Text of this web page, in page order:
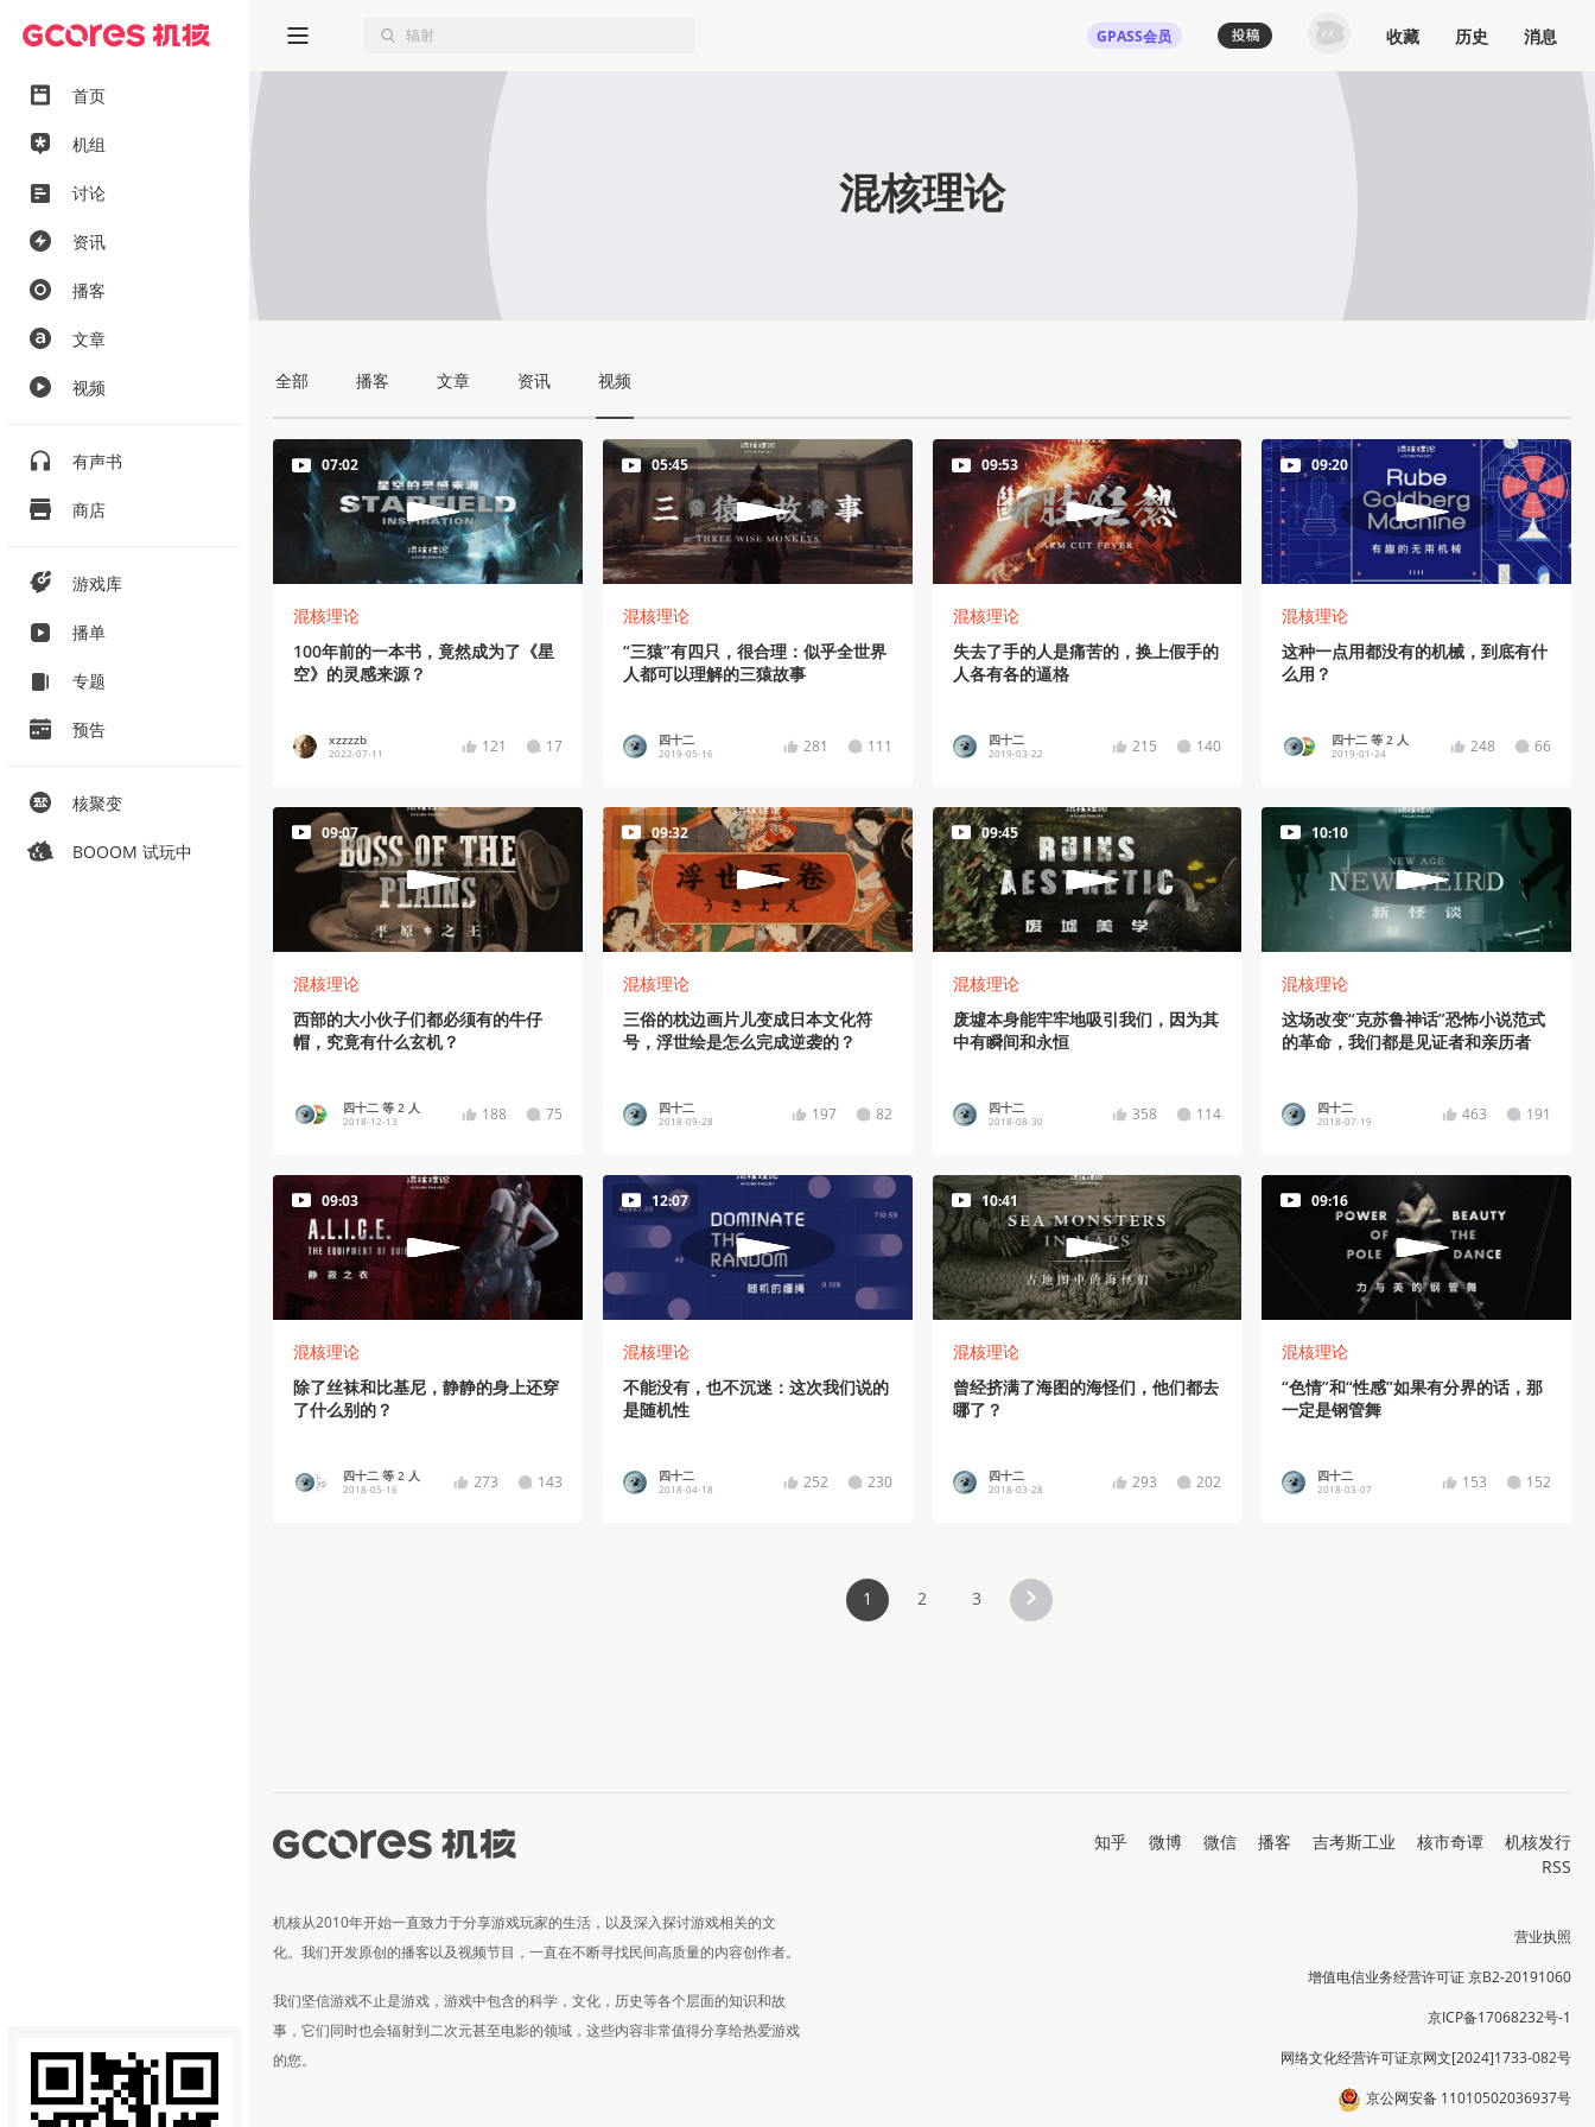
首页
机组
讨论
资讯
播客
文章
视频
有声书
商店
游戏库
播单
专题
预告
核聚变
BOOOM 试玩中
GPASS会员 收藏 历史 消息
混核理论
全部 播客 文章 资讯 视频
07:02
混核理论
100年前的一本书，竟然成为了《星
空》的灵感来源？
xzzzzb
2022-07-11 121 17
05:45
混核理论
“三猿”有四只，很合理：似乎全世界
人都可以理解的三猿故事
四十二
2019-05-16 281 111
09:53
混核理论
失去了手的人是痛苦的，换上假手的
人各有各的逼格
四十二
2019-03-22 215 140
09:20
混核理论
这种一点用都没有的机械，到底有什
么用？
四十二 等 2 人
2019-01-24 248 66
09:07
混核理论
西部的大小伙子们都必须有的牛仔
帽，究竟有什么玄机？
四十二 等 2 人
2018-12-13 188 75
09:32
混核理论
三俗的枕边画片儿变成日本文化符
号，浮世绘是怎么完成逆袭的？
四十二
2018-09-28 197 82
09:45
混核理论
废墟本身能牢牢地吸引我们，因为其
中有瞬间和永恒
四十二
2018-08-30 358 114
10:10
混核理论
这场改变“克苏鲁神话”恐怖小说范式
的革命，我们都是见证者和亲历者
四十二
2018-07-19 463 191
09:03
混核理论
除了丝袜和比基尼，静静的身上还穿
了什么别的？
四十二 等 2 人
2018-05-16 273 143
12:07
混核理论
不能没有，也不沉迷：这次我们说的
是随机性
四十二
2018-04-18 252 230
10:41
混核理论
曾经挤满了海图的海怪们，他们都去
哪了？
四十二
2018-03-28 293 202
09:16
混核理论
“色情”和“性感”如果有分界的话，那
一定是钢管舞
四十二
2018-03-07 153 152
1 2 3
机核从2010年开始一直致力于分享游戏玩家的生活，以及深入探讨游戏相关的文
化。我们开发原创的播客以及视频节目，一直在不断寻找民间高质量的内容创作者。
我们坚信游戏不止是游戏，游戏中包含的科学，文化，历史等各个层面的知识和故
事，它们同时也会辐射到二次元甚至电影的领域，这些内容非常值得分享给热爱游戏
的您。
知乎 微博 微信 播客 吉考斯工业 核市奇谭
机核发行
RSS
营业执照
增值电信业务经营许可证 京B2-20191060
京ICP备17068232号-1
网络文化经营许可证京网文[2024]1733-082号
京公网安备 11010502036937号